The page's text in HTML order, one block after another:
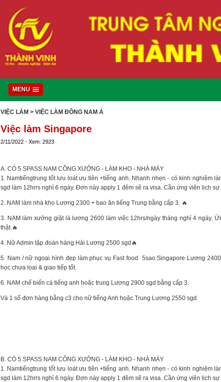
MENU
VIỆC LÀM > VIỆC LÀM ĐÔNG NAM Á
Việc làm Singapore
2/11/2022 - Xem: 2923
A. CÓ 5 SPASS NAM CÔNG XƯỞNG - LÀM KHO - NHÀ MÁY
1. Namtiếngtrung tốt lưu loát ưu tiên +tiếng anh. Nhanh nhẹn - có kinh nghiệm
sgd làm 12hrrs nghỉ 6 ngày. Đơn này apply 1 đêm sẽ ra visa. Cần ứng viên lịch
2. NAM làm nhà kho Lương 2300 + bao ăn tiếng Trung bằng cấp 3. 🔥
3. NAM làm xưởng giặt là lương 2600 làm việc 12hrs/ngày tháng nghỉ 4 ngày.
thật.🔥
4. Nữ Admin tập đoàn hàng Hải Lương 2500 sgd🔥
5. Nam / nữ ngoại hình đẹp làm phục vụ Fast food 5sao Singapore Lương
học chưa loại & giao tiếp tốt.
6. NAM chế biến cá tiếng anh hoặc trung Lương 2900 sgd bằng cấp 3.
Và 1 số đơn hàng bằng c3 cho nữ tiếng Anh hoặc Trung Lương 2550 sgd
B. CÓ 5 SPASS NAM CÔNG XƯỞNG - LÀM KHO - NHÀ MÁY
1. Namtiếngtrung tốt lưu loát ưu tiên +tiếng anh. Nhanh nhẹn - có kinh nghiệm
sgd làm 12hrrs nghỉ 6 ngày. Đơn này apply 1 đêm sẽ ra visa. Cần ứng viên lịch